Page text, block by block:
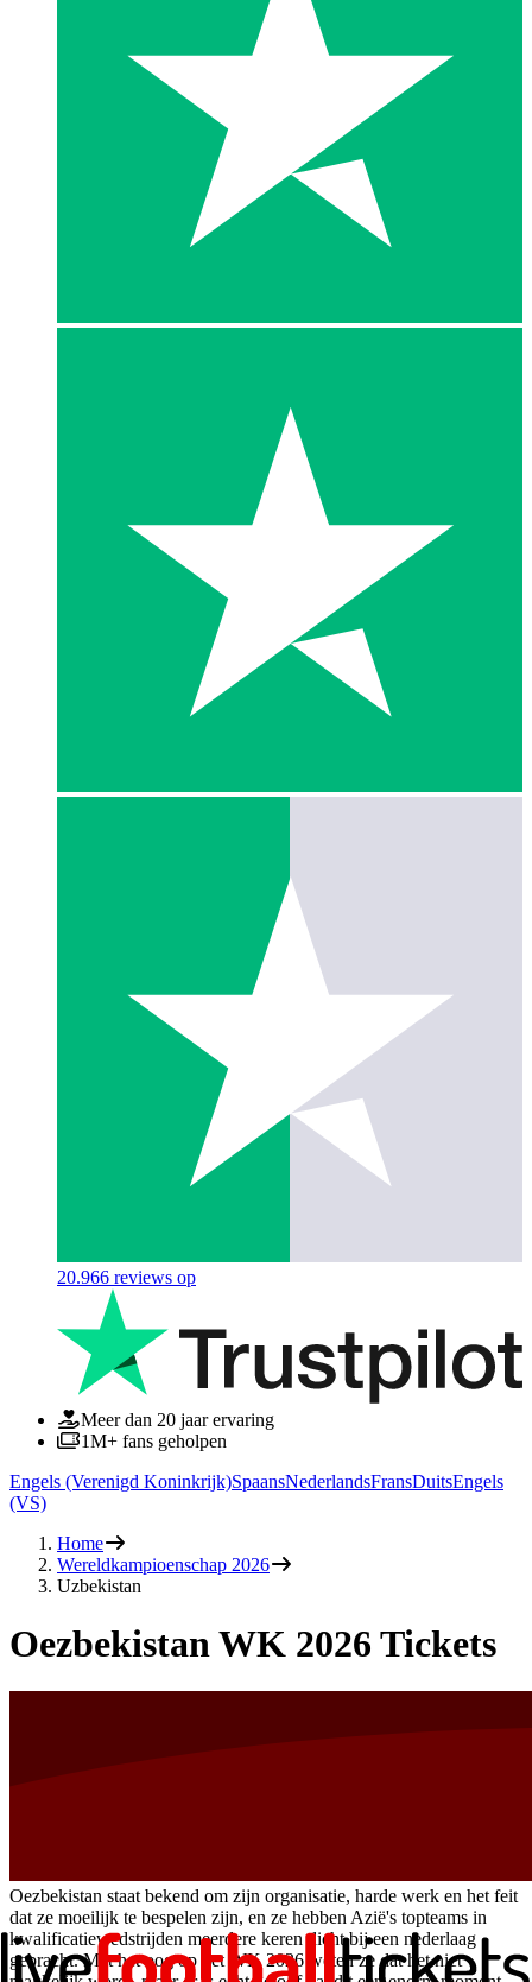
20.966 reviews op
Meer dan 20 jaar ervaring
1M+ fans geholpen
Engels (Verenigd Koninkrijk)SpaansNederlandsFransDuitsEngels
(VS)
Home
Wereldkampioenschap 2026
Uzbekistan
Oezbekistan WK 2026 Tickets
Oezbekistan staat bekend om zijn organisatie, harde werk en het feit
dat ze moeilijk te bespelen zijn, en ze hebben Azië's topteams in
kwalificatiewedstrijden meerdere keren dicht bij een nederlaag
gebracht. Met het oog op het WK 2026 weten ze dat het niet